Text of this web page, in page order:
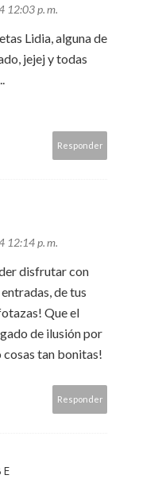
12:03 p. m.
Lidia, alguna de
jejej y todas
Responder
12:14 p. m.
disfrutar con
de tus
Que el
de ilusión por
cosas tan bonitas!
Responder